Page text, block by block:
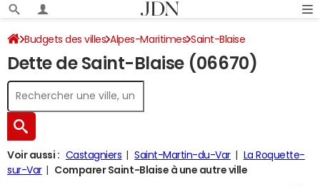
Budgets des villes Alpes-Maritimes Saint-Blaise
Dette au 31/12/2024
Dette de Saint-Blaise (06670)
Voir aussi : Castagniers Saint-Martin-du-Var
La Roquette-
sur-Var
Comparer Saint-Blaise à une autre ville